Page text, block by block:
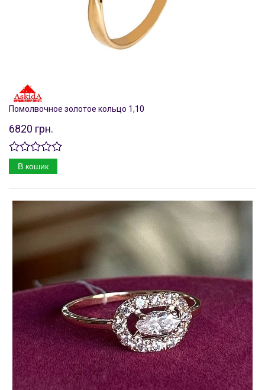
Помолвочное золотое кольцо 1,10
6820 грн.
В кошик